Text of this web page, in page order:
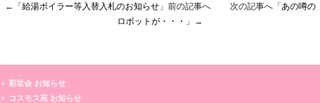
←「 給湯ボイラー等入替入札のお知らせ」前の記事へ 次の記事へ「 あの噂の
ロボットが・・・
」→
彩世会 お知らせ
コスモス苑 お知らせ